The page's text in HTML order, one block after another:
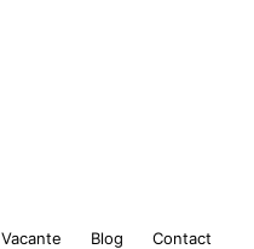
Vacante Blog Contact